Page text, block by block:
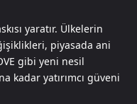
yaratır. Ülkelerin
piyasada ani
gibi yeni nesil
kadar yatırımcı güveni